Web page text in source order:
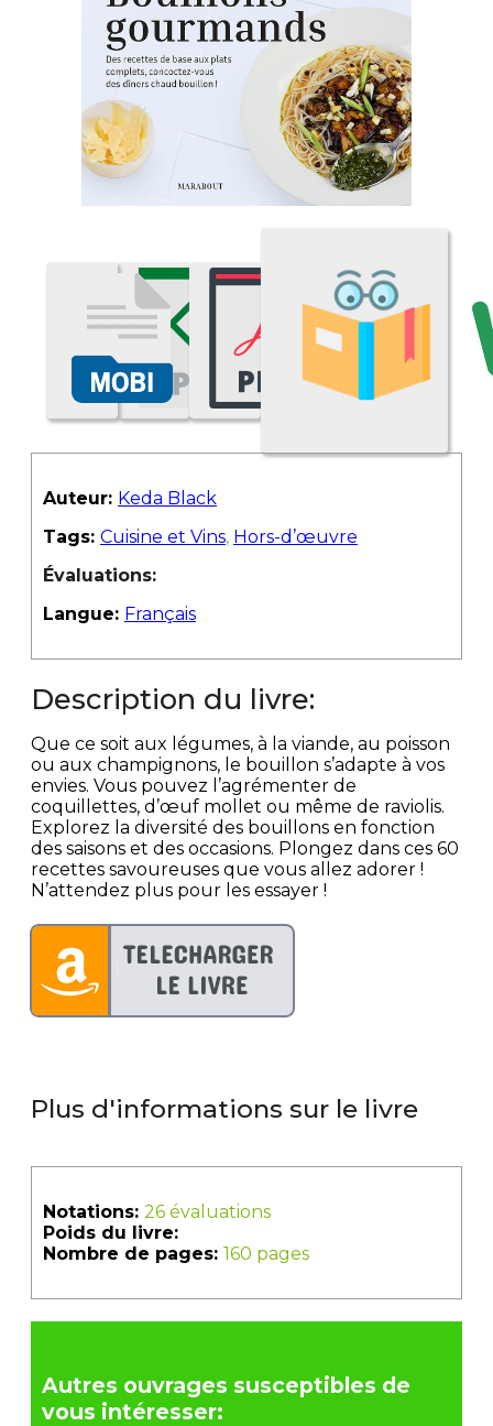
Auteur: Keda Black
Tags: Cuisine et Vins, Hors-d’œuvre
Évaluations:
Langue: Français
Description du livre:
Que ce soit aux légumes, à la viande, au poisson
ou aux champignons, le bouillon s’adapte à vos
envies. Vous pouvez l’agrémenter de
coquillettes, d’œuf mollet ou même de raviolis.
Explorez la diversité des bouillons en fonction
des saisons et des occasions. Plongez dans ces 60
recettes savoureuses que vous allez adorer !
N’attendez plus pour les essayer !
Plus d'informations sur le livre
Notations: 26 évaluations
Poids du livre:
Nombre de pages: 160 pages
Autres ouvrages susceptibles de
vous intéresser: